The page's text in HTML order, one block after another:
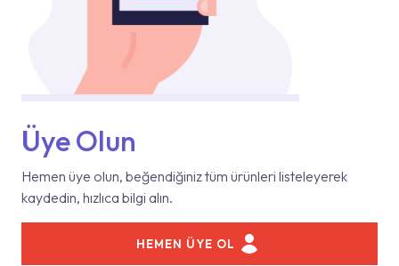
Üye Olun
Hemen üye olun, beğendiğiniz tüm ürünleri listeleyerek
kaydedin, hızlıca bilgi alın.
HEMEN ÜYE OL